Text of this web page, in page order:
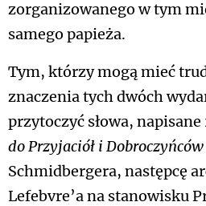
zorganizowanego w tym
samego papieża.
Tym, którzy mogą mieć
znaczenia tych dwóch
przytoczyć słowa,
do Przyjaciół i Dobroczyńców
Schmidbergera, następcę
Lefebvre’a na stanowisku